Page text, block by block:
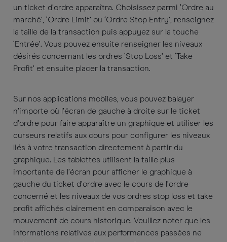
un ticket d’ordre apparaîtra. Choisissez parmi ‘Ordre au
marché’, ‘Ordre Limit’ ou ‘Ordre Stop Entry’, renseignez
la taille de la transaction puis appuyez sur la touche
‘Entrée’. Vous pouvez ensuite renseigner les niveaux
désirés concernant les ordres ‘Stop Loss’ et ‘Take
Profit’ et ensuite placer la transaction.
Sur nos applications mobiles, vous pouvez balayer
n’importe où l’écran de gauche à droite sur le ticket
d’ordre pour faire apparaître un graphique et utiliser les
curseurs relatifs aux cours pour configurer les niveaux
liés à votre transaction directement à partir du
graphique. Les tablettes utilisent la taille plus
importante de l’écran pour afficher le graphique à
gauche du ticket d’ordre avec le cours de l’ordre
concerné et les niveaux de vos ordres stop loss et take
profit affichés clairement en comparaison avec le
mouvement de cours historique. Veuillez noter que les
informations relatives aux performances passées ne